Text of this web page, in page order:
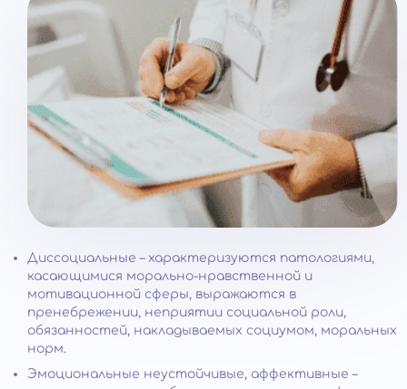
Диссоциальные – характеризуются патологиями,
касающимися морально-нравственной и
мотивационной сферы, выражаются в
пренебрежении, неприятии социальной роли,
обязанностей, накладываемых социумом, моральных
норм.
Эмоциональные неустойчивые, аффективные –